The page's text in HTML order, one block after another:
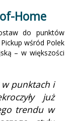
Home
do punktów
wśród Polek
– w większości
punktach i
już
trendu w